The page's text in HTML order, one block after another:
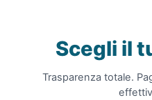
Scegli il
Trasparenza totale.